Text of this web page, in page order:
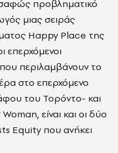
σαφώς προβληματικό
μιας σειράς
Happy Place της
επερχόμενοι
περιλαμβάνουν το
στο επερχόμενο
του Τορόντο- και
είναι και οι δύο
Equity που ανήκει